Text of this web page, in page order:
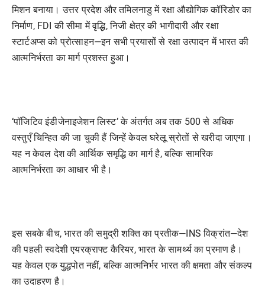
मिशन बनाया। उत्तर प्रदेश और तमिलनाडु में रक्षा औद्योगिक कॉरिडोर का
निर्माण, FDI की सीमा में वृद्धि, निजी क्षेत्र की भागीदारी और रक्षा
स्टार्टअप्स को प्रोत्साहन—इन सभी प्रयासों से रक्षा उत्पादन में भारत की
आत्मनिर्भरता का मार्ग प्रशस्त हुआ।
‘पॉजिटिव इंडीजेनाइजेशन लिस्ट’ के अंतर्गत अब तक 500 से अधिक
वस्तुएँ चिन्हित की जा चुकी हैं जिन्हें केवल घरेलू स्रोतों से खरीदा जाएगा।
यह न केवल देश की आर्थिक समृद्धि का मार्ग है, बल्कि सामरिक
आत्मनिर्भरता का आधार भी है।
इस सबके बीच, भारत की समुद्री शक्ति का प्रतीक—INS विक्रांत—देश
की पहली स्वदेशी एयरक्राफ्ट कैरियर, भारत के सामर्थ्य का प्रमाण है।
यह केवल एक युद्धपोत नहीं, बल्कि आत्मनिर्भर भारत की क्षमता और संकल्प
का उदाहरण है।